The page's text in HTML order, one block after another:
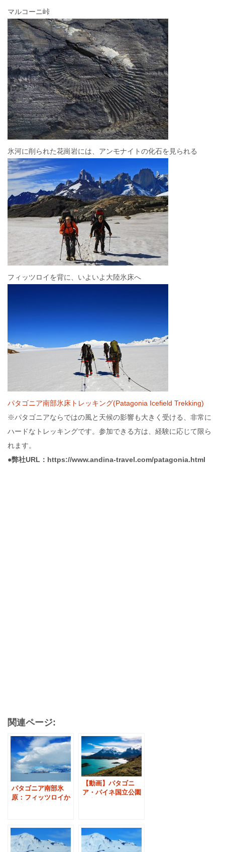
マルコーニ峠
氷河に削られた花崗岩には、アンモナイトの化石を見られる
フィッツロイを背に、いよいよ大陸氷床へ
パタゴニア南部氷床トレッキング(Patagonia Icefield Trekking)
※パタゴニアならではの風と天候の影響も大きく受ける、非常に
ハードなトレッキングです。参加できる方は、経験に応じて限ら
れます。
●弊社URL：https://www.andina-travel.com/patagonia.html
関連ページ:
パタゴニア南部氷
原：フィッツロイか
【動画】パタゴニ
ア・パイネ国立公園